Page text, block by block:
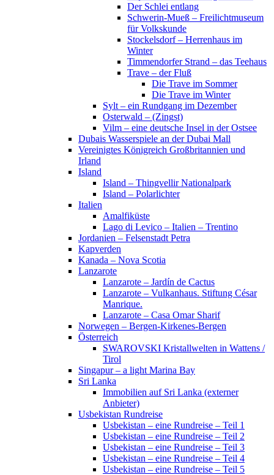
Der Schlei entlang
Schwerin-Mueß – Freilichtmuseum
für Volkskunde
Stockelsdorf – Herrenhaus im
Winter
Timmendorfer Strand – das Teehaus
Trave – der Fluß
Die Trave im Sommer
Die Trave im Winter
Sylt – ein Rundgang im Dezember
Osterwald – (Zingst)
Vilm – eine deutsche Insel in der Ostsee
Dubais Wasserspiele an der Dubai Mall
Vereinigtes Königreich Großbritannien und
Irland
Island
Island – Thingvellir Nationalpark
Island – Polarlichter
Italien
Amalfiküste
Lago di Levico – Italien – Trentino
Jordanien – Felsenstadt Petra
Kapverden
Kanada – Nova Scotia
Lanzarote
Lanzarote – Jardín de Cactus
Lanzarote – Vulkanhaus. Stiftung César
Manrique.
Lanzarote – Casa Omar Sharif
Norwegen – Bergen-Kirkenes-Bergen
Österreich
SWAROVSKI Kristallwelten in Wattens /
Tirol
Singapur – a light Marina Bay
Sri Lanka
Immobilien auf Sri Lanka (externer
Anbieter)
Usbekistan Rundreise
Usbekistan – eine Rundreise – Teil 1
Usbekistan – eine Rundreise – Teil 2
Usbekistan – eine Rundreise – Teil 3
Usbekistan – eine Rundreise – Teil 4
Usbekistan – eine Rundreise – Teil 5